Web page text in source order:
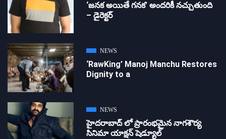
‘జ‌న‌క అయితే గ‌న‌క‌’ అందరికీ నచ్చుతుంది
– డైరెక్ట‌ర్
NEWS
‘RawKing’ Manoj Manchu Restores
Dignity to a
NEWS
హైదరాబాద్ లో ప్రారంభమైన నాగశౌర్య
సినిమా యాక్షన్ షెడ్యూల్